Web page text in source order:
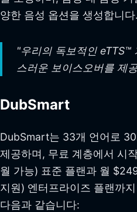
양한 음성 옵션을 생성합니
"우리의 독보적인 eTTS™
스러운 보이스오버를 제
DubSmart
DubSmart는 33개 언어로
제공하며, 무료 계층에서 시
월 가능) 표준 플랜과 월
지원) 엔터프라이즈 플랜까
다음과 같습니다: